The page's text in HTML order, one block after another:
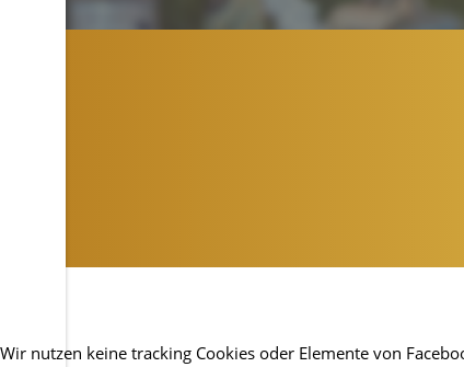
Wir nutzen keine tracking Cookies oder Elemente von